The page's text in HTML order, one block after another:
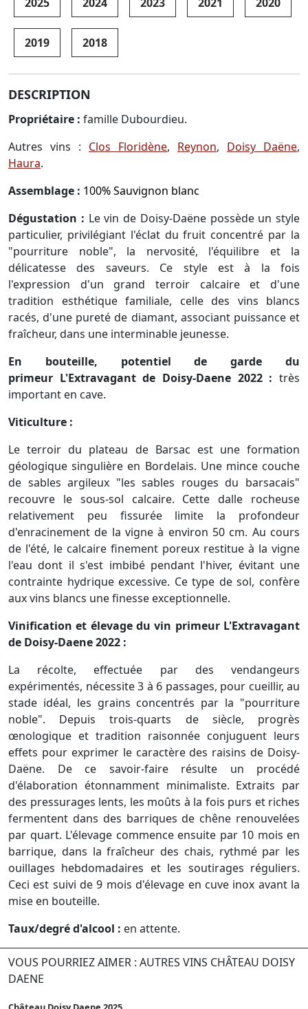
2019 2018
DESCRIPTION
Propriétaire : famille Dubourdieu.
Autres vins : Clos Floridène, Reynon, Doisy Daëne,
Haura.
Assemblage : 100% Sauvignon blanc
Dégustation : Le vin de Doisy-Daëne possède un style
particulier, privilégiant l'éclat du fruit concentré par la
"pourriture noble", la nervosité, l'équilibre et la
délicatesse des saveurs. Ce style est à la fois
l'expression d'un grand terroir calcaire et d'une
tradition esthétique familiale, celle des vins blancs
racés, d'une pureté de diamant, associant puissance et
fraîcheur, dans une interminable jeunesse.
En bouteille, potentiel de garde du
primeur L'Extravagant de Doisy-Daene 2022 : très
important en cave.
Viticulture :
Le terroir du plateau de Barsac est une formation
géologique singulière en Bordelais. Une mince couche
de sables argileux "les sables rouges du barsacais"
recouvre le sous-sol calcaire. Cette dalle rocheuse
relativement peu fissurée limite la profondeur
d'enracinement de la vigne à environ 50 cm. Au cours
de l'été, le calcaire finement poreux restitue à la vigne
l'eau dont il s'est imbibé pendant l'hiver, évitant une
contrainte hydrique excessive. Ce type de sol, confère
aux vins blancs une finesse exceptionnelle.
Vinification et élevage du vin primeur L'Extravagant
de Doisy-Daene 2022 :
La récolte, effectuée par des vendangeurs
expérimentés, nécessite 3 à 6 passages, pour cueillir, au
stade idéal, les grains concentrés par la "pourriture
noble". Depuis trois-quarts de siècle, progrès
œnologique et tradition raisonnée conjuguent leurs
effets pour exprimer le caractère des raisins de Doisy-
Daëne. De ce savoir-faire résulte un procédé
d'élaboration étonnamment minimaliste. Extraits par
des pressurages lents, les moûts à la fois purs et riches
fermentent dans des barriques de chêne renouvelées
par quart. L'élevage commence ensuite par 10 mois en
barrique, dans la fraîcheur des chais, rythmé par les
ouillages hebdomadaires et les soutirages réguliers.
Ceci est suivi de 9 mois d'élevage en cuve inox avant la
mise en bouteille.
Taux/degré d'alcool : en attente.
VOUS POURRIEZ AIMER : AUTRES VINS CHÂTEAU DOISY
DAENE